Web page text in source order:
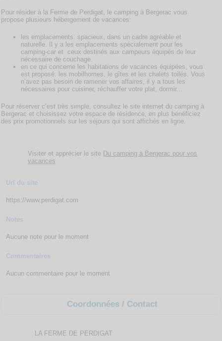
Pour résider à la Ferme de Perdigat, le camping à Bergerac vous
propose plusieurs hébergement de vacances:
les emplacements: spacieux, dans un cadre agréable et
naturelle. Il y a les emplacements spécialement pour les
camping-car et ceux destinés aux campeurs équipés de leur
nécessaire de couchage.
en ce qui concerne les habitations de vacances équipées, vous
est proposé: les mobilhomes, le gîtes et les chalets toilés. Vous
n’avez pas besoin de ramener vos affaires, il y a tous les
nécessaires pour cuisiner, réchauffer votre plat, dormir...
Pour réserver c’est très simple, consultez le site internet du camping à
Bergerac et choisissez votre espace de résidence, en plus bénéficiez
des prix promotionnels sur les séjours qui sont affichés en ligne.
Visiter et apprécier le site Du camping à Bergerac pour vos
vacances
Url du site
https://www.perdigat.com
Notes
Aucune note pour le moment
Commentaires
Aucun commentaire pour le moment
Coordonnées / Contact
LA FERME DE PERDIGAT